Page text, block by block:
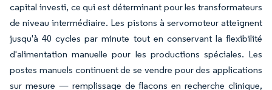
capital investi, ce qui est déterminant pour les transformateurs
de niveau intermédiaire. Les pistons à servomoteur atteignent
jusqu'à 40 cycles par minute tout en conservant la flexibilité
d'alimentation manuelle pour les productions spéciales. Les
postes manuels continuent de se vendre pour des applications
sur mesure — remplissage de flacons en recherche clinique,